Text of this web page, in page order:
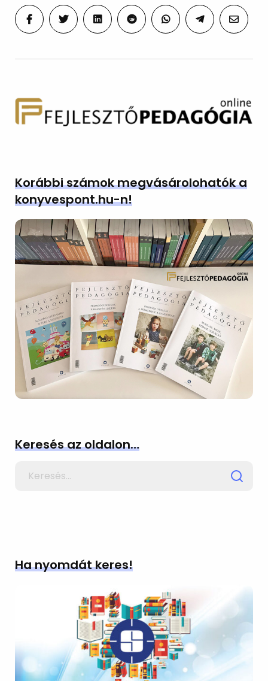
Korábbi számok megvásárolohatók a
konyvespont.hu-n!
Keresés az oldalon…
Ha nyomdát keres!